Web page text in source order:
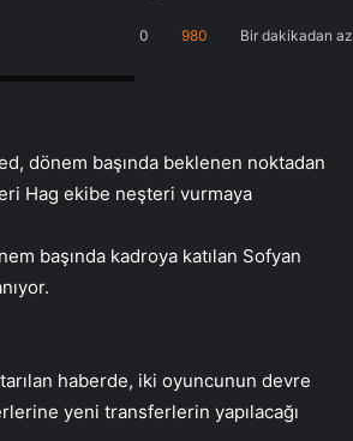
0 980 Bir dakikadan az
dönem başında beklenen noktadan
Hag ekibe neşteri vurmaya
başında kadroya katılan Sofyan
haberde, iki oyuncunun devre
yeni transferlerin yapılacağı